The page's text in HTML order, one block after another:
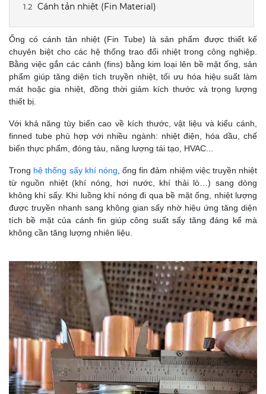
Cánh tản nhiệt (Fin Material)
Ống có cánh tản nhiệt (Fin Tube) là sản phẩm được thiết kế
chuyên biệt cho các hệ thống trao đổi nhiệt trong công nghiệp.
Bằng việc gắn các cánh (fins) bằng kim loại lên bề mặt ống, sản
phẩm giúp tăng diện tích truyền nhiệt, tối ưu hóa hiệu suất làm
mát hoặc gia nhiệt, đồng thời giảm kích thước và trọng lượng
thiết bị.
Với khả năng tùy biến cao về kích thước, vật liệu và kiểu cánh,
finned tube phù hợp với nhiều ngành: nhiệt điện, hóa dầu, chế
biến thực phẩm, đóng tàu, năng lượng tái tạo, HVAC...
Trong hệ thống sấy khí nóng , ống fin đảm nhiệm việc truyền nhiệt
từ nguồn nhiệt (khí nóng, hơi nước, khí thải lò…) sang dòng
không khí sấy. Khi luồng khí nóng đi qua bề mặt ống, nhiệt lượng
được truyền nhanh sang không gian sấy nhờ hiệu ứng tăng diện
tích bề mặt của cánh fin giúp công suất sấy tăng đáng kể mà
không cần tăng lượng nhiên liệu.